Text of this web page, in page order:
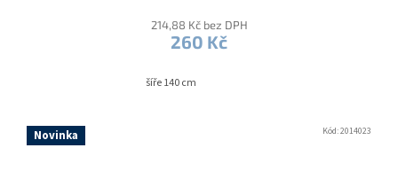
214,88 Kč bez DPH
260 Kč
šíře 140 cm
Novinka Kód:2014023